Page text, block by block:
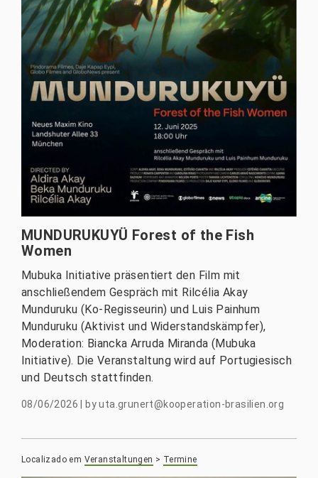
MUNDURUKUYÜ Forest of the Fish
Women
Mubuka Initiative präsentiert den Film mit
anschließendem Gespräch mit Rilcélia Akay
Munduruku (Ko-Regisseurin) und Luis Painhum
Munduruku (Aktivist und Widerstandskämpfer),
Moderation: Biancka Arruda Miranda (Mubuka
Initiative). Die Veranstaltung wird auf Portugiesisch
und Deutsch stattfinden.
08/06/2026 byuta.grunert@kooperation-brasilien.org
Localizado em Veranstaltungen > Termine